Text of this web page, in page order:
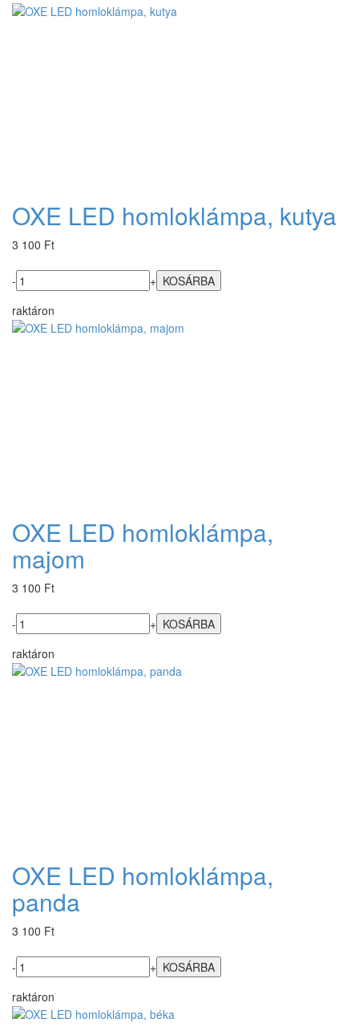
OXE LED homloklámpa, kutya
3 100 Ft
-
+
raktáron
OXE LED homloklámpa,
majom
3 100 Ft
-
+
raktáron
OXE LED homloklámpa,
panda
3 100 Ft
-
+
raktáron